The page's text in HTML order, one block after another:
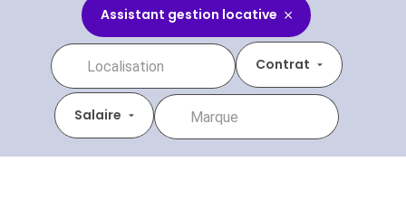
Assistant gestion locative
Contrat
Salaire